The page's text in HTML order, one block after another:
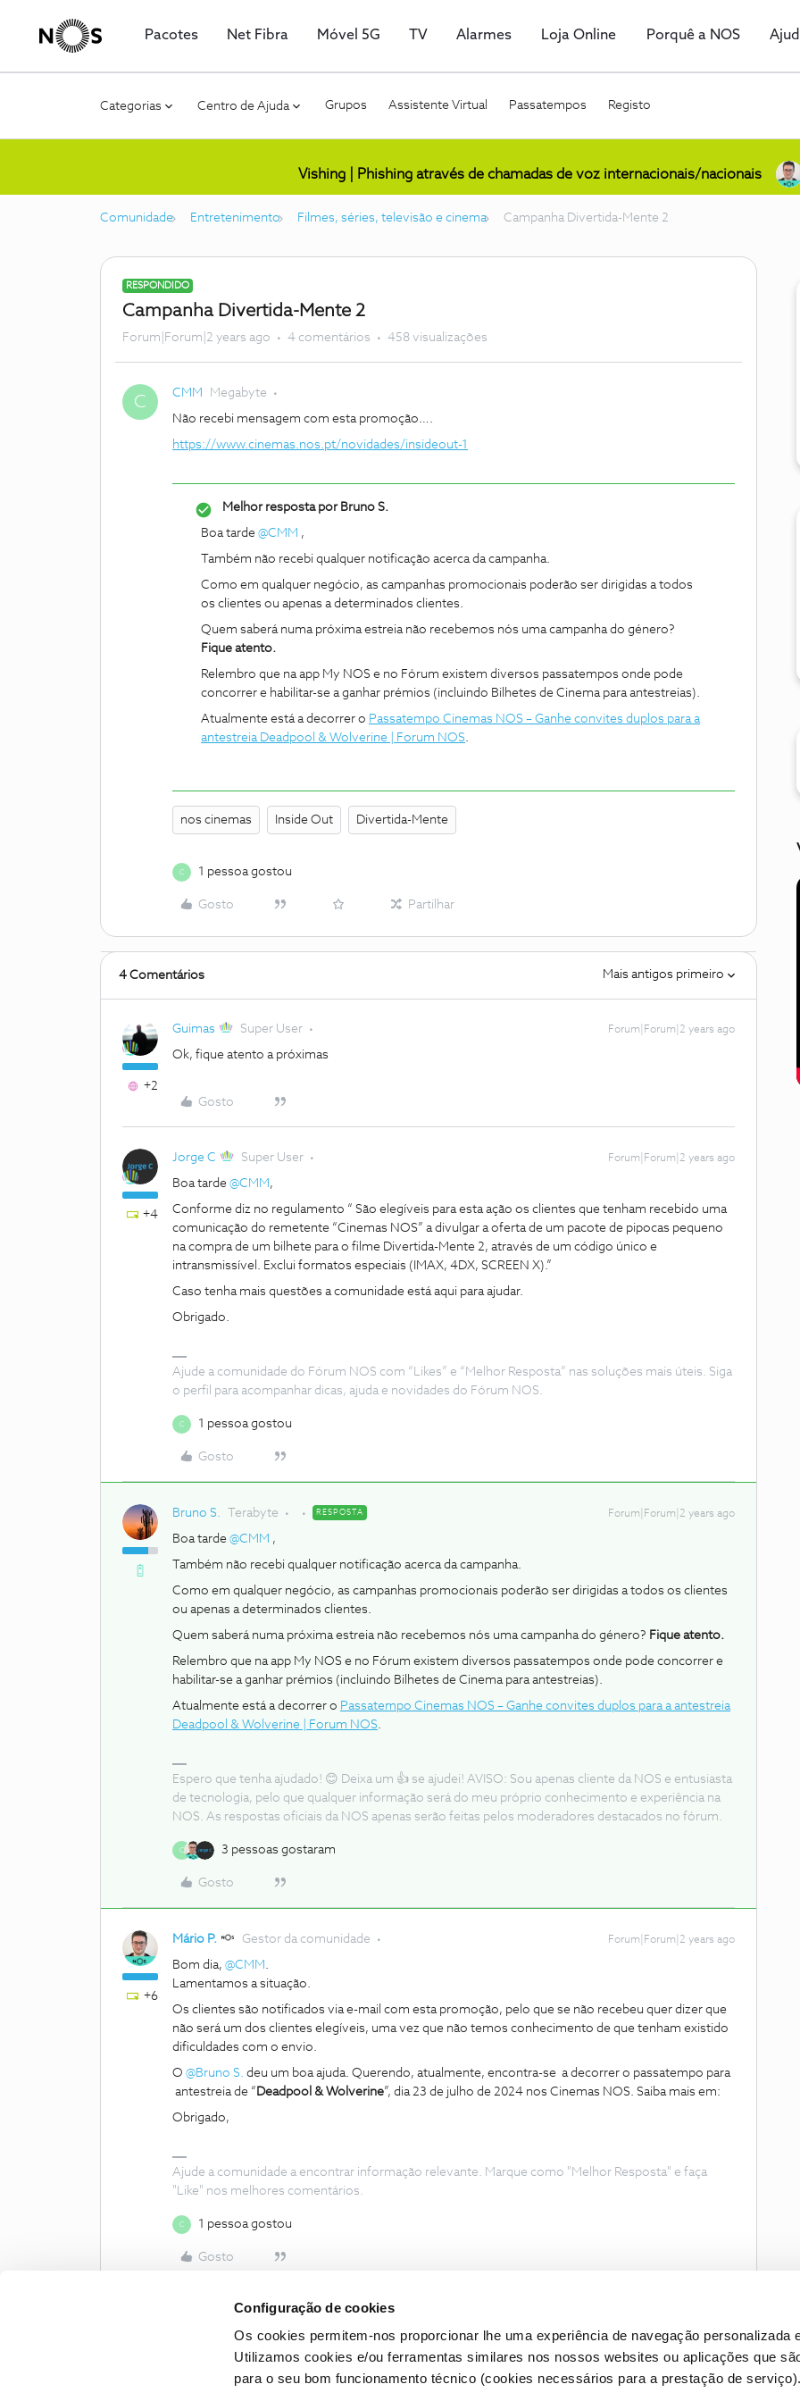
Configuração de cookies
Os cookies permitem-nos proporcionar lhe uma experiência de navegação personalizada
Utilizamos cookies e/ou ferramentas similares nos nossos websites ou aplicações que
para o seu bom funcionamento técnico (cookies necessários para a prestação de serviço).
Pacotes Net Fibra Móvel 5G TV Alarmes Loja Online Porquê a NOS
Categorias Centro de Ajuda Grupos Assistente Virtual Passatempos Registo
Vishing | Phishing através de chamadas de voz internacionais/nacionais
Comunidade Entretenimento Filmes, séries, televisão e cinema Campanha Divertida-Mente 2
RESPONDIDO
Campanha Divertida-Mente 2
Forum|Forum|2 years ago 4 comentários 458 visualizações
C CMM Megabyte
Não recebi mensagem com esta promoção….
https://www.cinemas.nos.pt/novidades/insideout-1
Melhor resposta porBruno S.
Boa tarde @CMM ,
Também não recebi qualquer notificação acerca da campanha.
Como em qualquer negócio, as campanhas promocionais poderão ser dirigidas a todos
os clientes ou apenas a determinados clientes.
Quem saberá numa próxima estreia não recebemos nós uma campanha do género?
Fique atento.
Relembro que na app My NOS e no Fórum existem diversos passatempos onde pode
concorrer e habilitar-se a ganhar prémios (incluindo Bilhetes de Cinema para antestreias).
Atualmente está a decorrer o Passatempo Cinemas NOS – Ganhe convites duplos para a
antestreia Deadpool & Wolverine | Forum NOS.
nos cinemas Inside Out Divertida-Mente
C 1 pessoa gostou
Gosto Partilhar
4 Comentários Mais antigos primeiro
+2
Guimas Super User Forum|Forum|2 years ago
Ok, fique atento a próximas
Gosto
+4
Jorge C Super User Forum|Forum|2 years ago
Boa tarde @CMM ,
Conforme diz no regulamento “ São elegíveis para esta ação os clientes que tenham recebido uma
comunicação do remetente “Cinemas NOS” a divulgar a oferta de um pacote de pipocas pequeno
na compra de um bilhete para o filme Divertida-Mente 2, através de um código único e
intransmissível. Exclui formatos especiais (IMAX, 4DX, SCREEN X).”
Caso tenha mais questões a comunidade está aqui para ajudar.
Obrigado.
Ajude a comunidade do Fórum NOS com “Likes” e “Melhor Resposta” nas soluções mais úteis. Siga
o perfil para acompanhar dicas, ajuda e novidades do Fórum NOS.
C 1 pessoa gostou
Gosto
Bruno S. Terabyte RESPOSTA Forum|Forum|2 years ago
Boa tarde @CMM ,
Também não recebi qualquer notificação acerca da campanha.
Como em qualquer negócio, as campanhas promocionais poderão ser dirigidas a todos os clientes
ou apenas a determinados clientes.
Quem saberá numa próxima estreia não recebemos nós uma campanha do género? Fique atento.
Relembro que na app My NOS e no Fórum existem diversos passatempos onde pode concorrer e
habilitar-se a ganhar prémios (incluindo Bilhetes de Cinema para antestreias).
Atualmente está a decorrer o Passatempo Cinemas NOS – Ganhe convites duplos para a antestreia
Deadpool & Wolverine | Forum NOS.
Espero que tenha ajudado! 😊 Deixa um 👍 se ajudei! AVISO: Sou apenas cliente da NOS e entusiasta
de tecnologia, pelo que qualquer informação será do meu próprio conhecimento e experiência na
NOS. As respostas oficiais da NOS apenas serão feitas pelos moderadores destacados no fórum.
C 3 pessoas gostaram
Gosto
+6
Mário P. Gestor da comunidade Forum|Forum|2 years ago
Bom dia, @CMM .
Lamentamos a situação.
Os clientes são notificados via e-mail com esta promoção, pelo que se não recebeu quer dizer que
não será um dos clientes elegíveis, uma vez que não temos conhecimento de que tenham existido
dificuldades com o envio.
O @Bruno S. deu um boa ajuda. Querendo, atualmente, encontra-se a decorrer o passatempo para
antestreia de “ Deadpool & Wolverine”, dia 23 de julho de 2024 nos Cinemas NOS. Saiba mais em:
Obrigado,
Ajude a comunidade a encontrar informação relevante. Marque como "Melhor Resposta" e faça
"Like" nos melhores comentários.
C 1 pessoa gostou
Gosto